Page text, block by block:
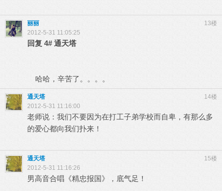
13楼
丽丽
2012-5-31 11:05:25
回复 4# 通天塔
哈哈，辛苦了。。。。
14楼
通天塔
2012-5-31 11:16:00
老师说：我们不要因为在打工子弟学校而自卑，有那么多
的爱心都向我们扑来！
15楼
通天塔
2012-5-31 11:16:26
男高音合唱《精忠报国》，底气足！